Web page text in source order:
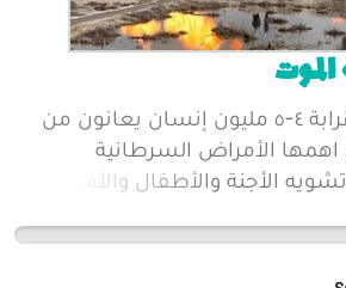
يسكن في البصرة قرابة ٤-٥ مليون إنسان يعانون من
الأمراض السرطانية
الأجنة والأطفال والأمراض
غير صالحة للعيش مطلقاً